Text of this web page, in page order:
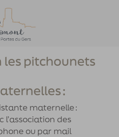
Les Pitchounets
les pitchounets
:
maternelle :
des
ou par mail